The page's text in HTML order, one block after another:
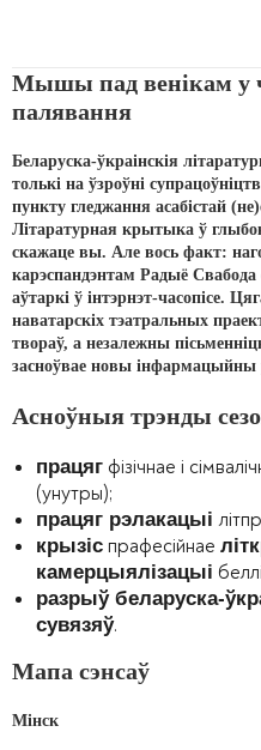
Мышы пад венікам у
палявання
Беларуска-ўкраінскія
толькі на ўзроўні
пункту гледжання асабістай
Літаратурная крытыка ў
скажаце вы. Але вось факт:
карэспандэнтам Радыё Свабода
аўтаркі ў інтэрнэт-часопісе.
наватарскіх тэатральных
твораў, а незалежны
засноўвае новы інфармацыйны
Асноўныя трэнды
працяг фізічнае і
(унутры);
працяг рэлакацыі
крызіс прафесійнае
камерцыялізацыі
разрыў беларуска-
сувязяў.
Мапа сэнсаў
Мінск